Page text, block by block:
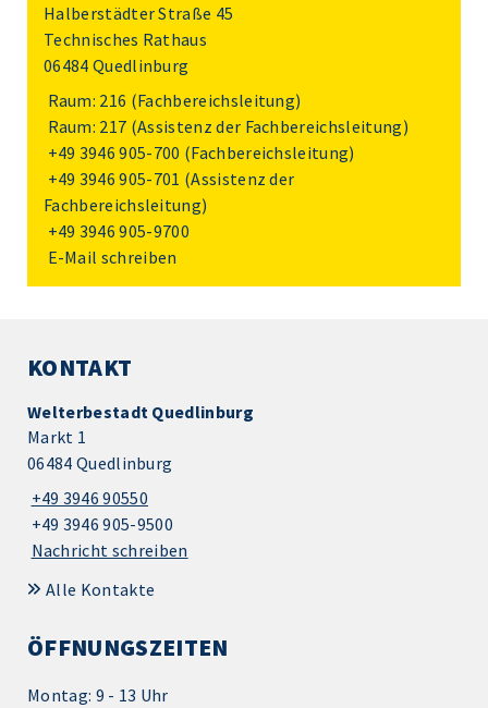
Halberstädter Straße 45
Technisches Rathaus
06484 Quedlinburg
Raum: 216 (Fachbereichsleitung)
Raum: 217 (Assistenz der Fachbereichsleitung)
+49 3946 905-700 (Fachbereichsleitung)
+49 3946 905-701 (Assistenz der
Fachbereichsleitung)
+49 3946 905-9700
E-Mail schreiben
KONTAKT
Welterbestadt Quedlinburg
Markt 1
06484 Quedlinburg
+49 3946 90550
+49 3946 905-9500
Nachricht schreiben
Alle Kontakte
ÖFFNUNGSZEITEN
Montag: 9 - 13 Uhr